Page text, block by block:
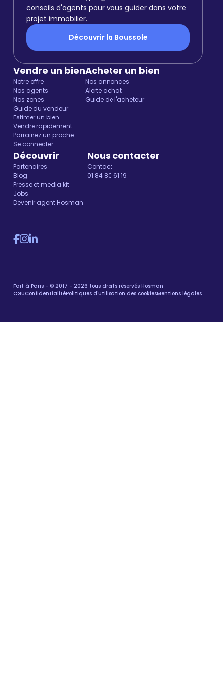
conseils d'agents pour vous guider dans votre
projet immobilier.
Découvrir la Boussole
Vendre un bien
Notre offre
Nos agents
Nos zones
Guide du vendeur
Estimer un bien
Vendre rapidement
Parrainez un proche
Se connecter
Acheter un bien
Nos annonces
Alerte achat
Guide de l'acheteur
Découvrir
Partenaires
Blog
Presse et media kit
Jobs
Devenir agent Hosman
Nous contacter
Contact
01 84 80 61 19
Fait à Paris - © 2017 - 2026 tous droits réservés Hosman
CGUConfidentialitéPolitiques d'utilisation des cookiesMentions légales